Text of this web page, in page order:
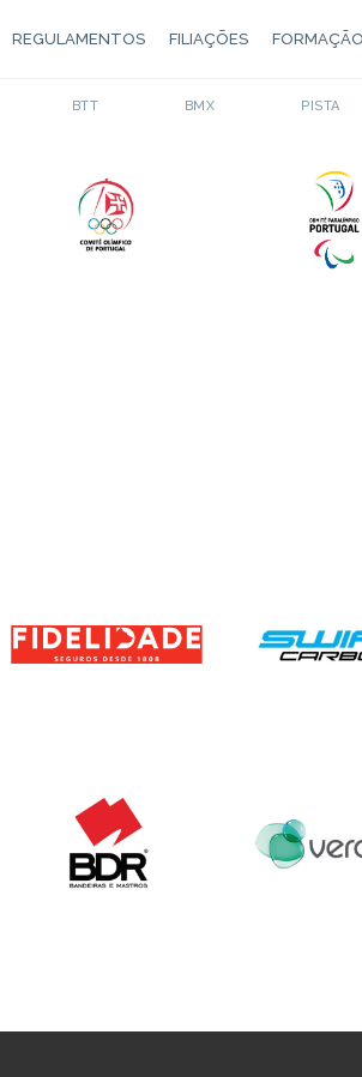
REGULAMENTOS FILIAÇÕES FORMAÇÃO
BTT BMX PISTA